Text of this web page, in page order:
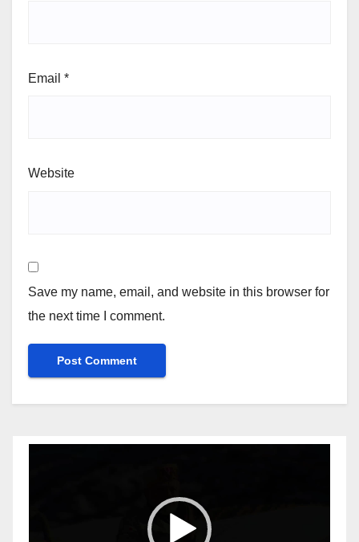
Email *
Website
Save my name, email, and website in this browser for
the next time I comment.